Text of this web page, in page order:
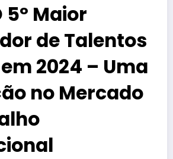
5º Maior
de Talentos
2024 – Uma
no Mercado